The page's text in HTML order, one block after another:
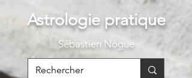
Astrologie pratique
Sébastien Nogue